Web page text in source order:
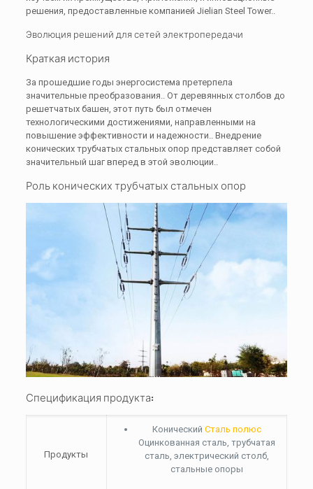
решения, предоставленные компанией Jielian Steel Tower..
Эволюция решений для сетей электропередачи
Краткая история
За прошедшие годы энергосистема претерпела
значительные преобразования.. От деревянных столбов до
решетчатых башен, этот путь был отмечен
технологическими достижениями, направленными на
повышение эффективности и надежности.. Внедрение
конических трубчатых стальных опор представляет собой
значительный шаг вперед в этой эволюции..
Роль конических трубчатых стальных опор
Спецификация продукта:
Продукты
КоническийСталь полюс
Оцинкованная сталь, трубчатая
сталь, электрический столб,
стальные опоры